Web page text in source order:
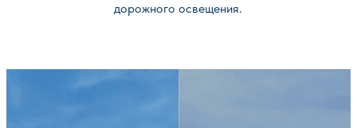
дорожного освещения.